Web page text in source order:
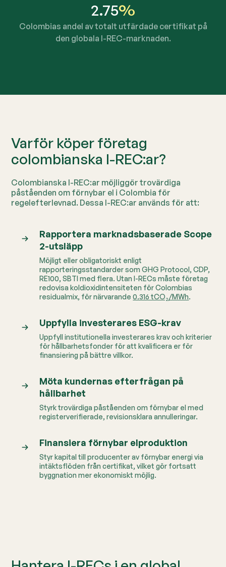
2.75%
Colombias andel av totalt utfärdade certifikat på
den globala I-REC-marknaden.
Varför köper företag
colombianska I-REC:ar?
Colombianska I-REC:ar möjliggör trovärdiga
påståenden om förnybar el i Colombia för
regelefterlevnad. Dessa I-REC:ar används för att:
Rapportera marknadsbaserade Scope
2-utsläpp
Möjligt eller obligatoriskt enligt
rapporteringsstandarder som GHG Protocol, CDP,
RE100, SBTI med flera.Utan I-RECs måste företag
redovisa koldioxidintensiteten för Colombias
residualmix, för närvarande0.316 tCO₂/MWh.
Uppfylla investerares ESG-krav
Uppfyll institutionella investerares krav och kriterier
för hållbarhetsfonder för att kvalificera er för
finansiering på bättre villkor.
Möta kundernas efterfrågan på
hållbarhet
Styrk trovärdiga påståenden om förnybar el med
registerverifierade, revisionsklara annulleringar.
Finansiera förnybar elproduktion
Styr kapital till producenter av förnybar energi via
intäktsflöden från certifikat, vilket gör fortsatt
byggnation mer ekonomiskt möjlig.